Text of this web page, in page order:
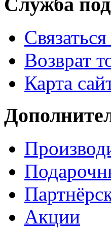
Возврат
Карта
Акции